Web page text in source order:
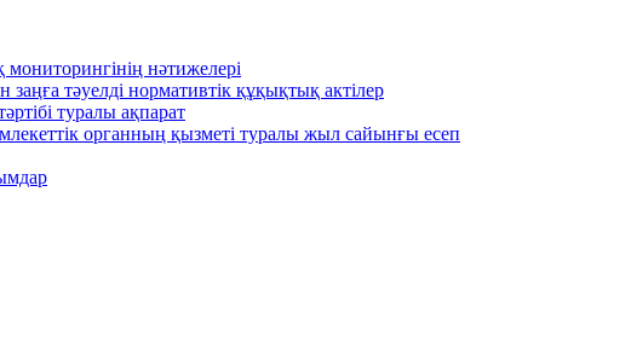
нәтижелері
тәуелді нормативтік құқықтық актілер
туралы ақпарат
органның қызметі туралы жыл сайынғы есеп